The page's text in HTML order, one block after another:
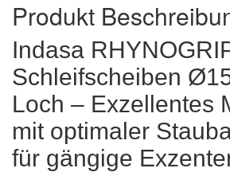
(1)
Novol
(3)
Prevost
(3)
Proma
(21)
Sia
Spectral
Produkt
Indasa
Schleifscheiben
Loch – Exzellentes
mit optimaler
für gängige